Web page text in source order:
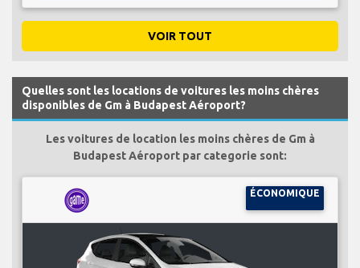
VOIR TOUT
Quelles sont les locations de voitures les moins chères
disponibles de Gm à Budapest Aéroport?
Les voitures de location les moins chères de Gm à
Budapest Aéroport par categorie sont:
ÉCONOMIQUE